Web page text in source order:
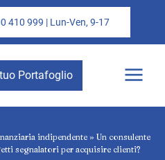
410 999 | Lun-Ven, 9-17
Portafoglio
indipendente » Un consulente
segnalatori per acquisire clienti?